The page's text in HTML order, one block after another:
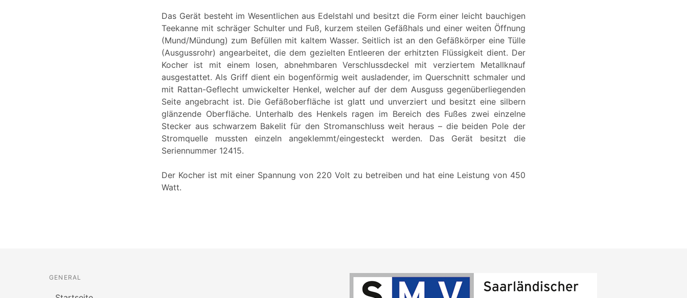
Das Gerät besteht im Wesentlichen aus Edelstahl und besitzt die Form einer leicht bauchigen
Teekanne mit schräger Schulter und Fuß, kurzem steilen Gefäßhals und einer weiten Öffnung
(Mund/Mündung) zum Befüllen mit kaltem Wasser. Seitlich ist an den Gefäßkörper eine Tülle
(Ausgussrohr) angearbeitet, die dem gezielten Entleeren der erhitzten Flüssigkeit dient. Der
Kocher ist mit einem losen, abnehmbaren Verschlussdeckel mit verziertem Metallknauf
ausgestattet. Als Griff dient ein bogenförmig weit ausladender, im Querschnitt schmaler und
mit Rattan-Geflecht umwickelter Henkel, welcher auf der dem Ausguss gegenüberliegenden
Seite angebracht ist. Die Gefäßoberfläche ist glatt und unverziert und besitzt eine silbern
glänzende Oberfläche. Unterhalb des Henkels ragen im Bereich des Fußes zwei einzelne
Stecker aus schwarzem Bakelit für den Stromanschluss weit heraus – die beiden Pole der
Stromquelle mussten einzeln angeklemmt/eingesteckt werden. Das Gerät besitzt die
Seriennummer 12415.
Der Kocher ist mit einer Spannung von 220 Volt zu betreiben und hat eine Leistung von 450
Watt.
GENERAL